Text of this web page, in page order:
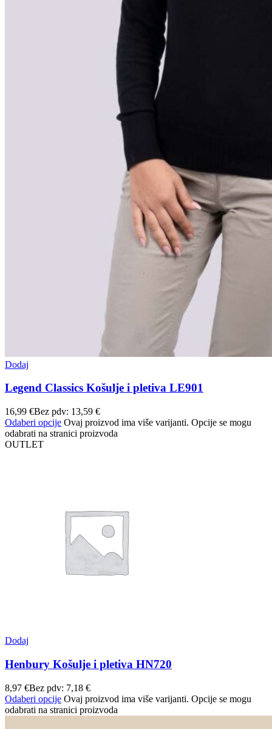
Dodaj
Legend Classics Košulje i pletiva LE901
16,99 €Bez pdv: 13,59 €
Odaberi opcije Ovaj proizvod ima više varijanti. Opcije se mogu
odabrati na stranici proizvoda
OUTLET
Dodaj
Henbury Košulje i pletiva HN720
8,97 €Bez pdv: 7,18 €
Odaberi opcije Ovaj proizvod ima više varijanti. Opcije se mogu
odabrati na stranici proizvoda